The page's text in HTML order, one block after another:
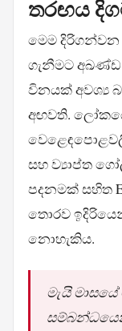
තරඟය
මෙම දිරිගන්වන
ගැනීමට
විනයක් අවශ්‍ය
අඟවති.
සහ ව්‍යාප්ත
පදනමක් සහිත
තොරව
නොහැකිය.
මැයි